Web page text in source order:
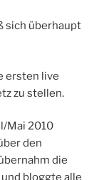
sich überhaupt
ersten live
zu stellen.
Mai 2010
den
die
bloggte alle